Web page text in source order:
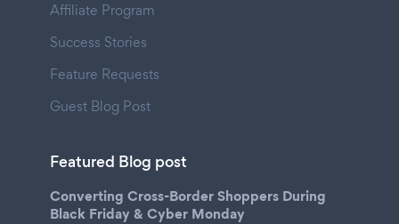
Affiliate Program
Success Stories
Feature Requests
Guest Blog Post
Featured Blog post
Converting Cross-Border Shoppers During
Black Friday & Cyber Monday